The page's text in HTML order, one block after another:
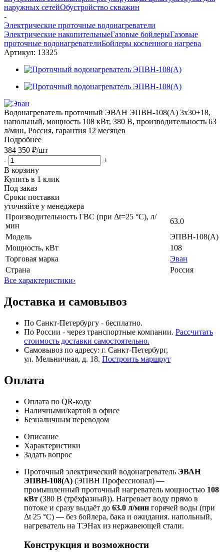
наружных сетейОбустройство скважин
-
Электрические проточные водонагреватели
Электрические накопительныеГазовые бойлерыГазовые
проточные водонагревателиБойлеры косвенного нагрева
Артикул: 13325
Водонагреватель проточный ЭВАН ЭПВН-108(А) 3х30+18,
напольный, мощность 108 кВт, 380 В, производительность 63
л/мин, Россия, гарантия 12 месяцев
Подробнее
384 350 ₽/шт
-
+
В корзину
Купить в 1 клик
Под заказ
Сроки поставки
уточняйте у менеджера
Производительность ГВС (при Δt=25 °C), л/
мин
63.0
Модель
ЭПВН-108(А)
Мощность, кВт
108
Торговая марка
Эван
Страна
Россия
Все характеристики›
Доставка и самовывоз
По Санкт-Петербургу - бесплатно.
По России - через транспортные компании. Рассчитать
стоимость доставки самостоятельно.
Самовывоз по адресу: г. Санкт-Петербург,
ул. Мельничная, д. 18. Построить маршрут
Оплата
Оплата по QR-коду
Наличными/картой в офисе
Безналичным переводом
Описание
Характеристики
Задать вопрос
Проточный электрический водонагреватель ЭВАН
ЭПВН-108(А) (ЭПВН Профессионал) —
промышленный проточный нагреватель мощностью 108
кВт (380 В (трёхфазный)). Нагревает воду прямо в
потоке и сразу выдаёт до 63.0 л/мин горячей воды (при
Δt 25 °C) — без бойлера, бака и ожидания. напольный,
нагреватель на ТЭНах из нержавеющей стали.
Конструкция и возможности